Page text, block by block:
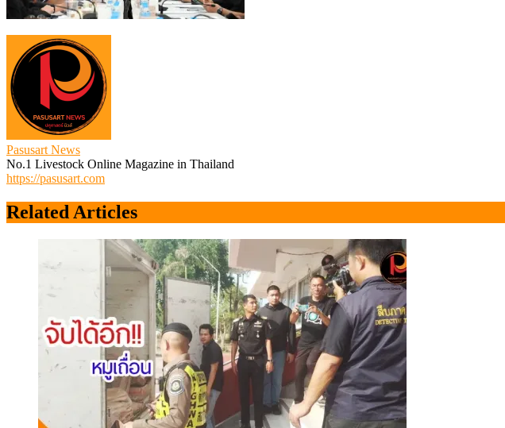
Pasusart News
No.1 Livestock Online Magazine in Thailand
https://pasusart.com
Related Articles